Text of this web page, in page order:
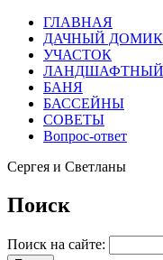
ГЛАВНАЯ
ДАЧНЫЙ ДОМИК
УЧАСТОК
ЛАНДШАФТНЫЙ
БАНЯ
БАССЕЙНЫ
СОВЕТЫ
Вопрос-ответ
Сергея и Светланы
Поиск
Поиск на сайте: